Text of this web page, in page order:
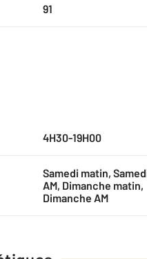
91
4H30-19H00
Samedi matin,
AM, Dimanche matin,
Dimanche AM